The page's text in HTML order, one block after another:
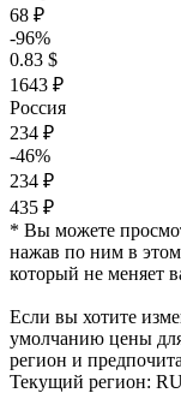
68 ₽
-96%
0.83 $
1643 ₽
Россия
234 ₽
-46%
234 ₽
435 ₽
* Вы можете
нажав по ним в
который не меняет
Если вы хотите
умолчанию цены для
регион и
Текущий регион: